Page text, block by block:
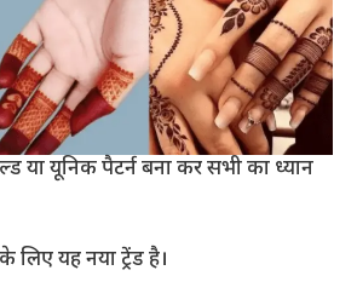
या यूनिक पैटर्न बना कर सभी का ध्यान
लिए यह नया ट्रेंड है।